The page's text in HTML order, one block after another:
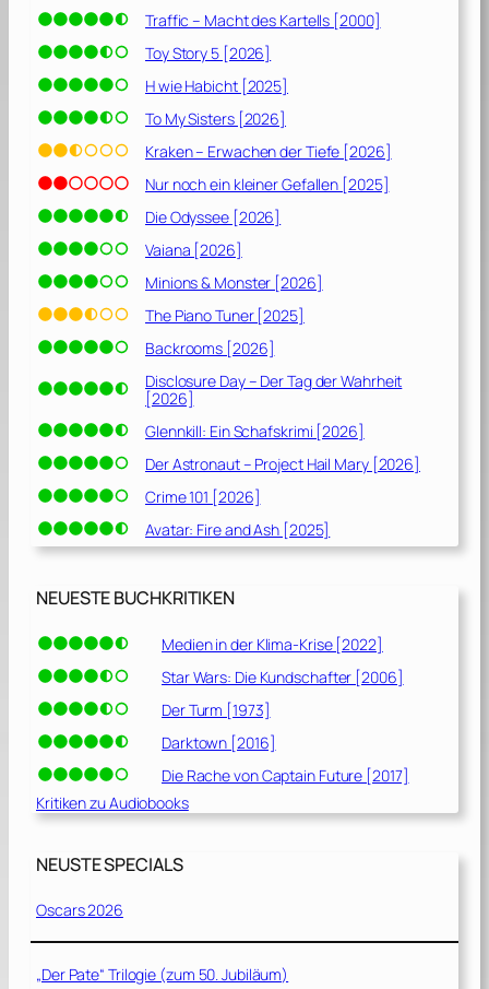
Traffic – Macht des Kartells [2000]
Toy Story 5 [2026]
H wie Habicht [2025]
To My Sisters [2026]
Kraken – Erwachen der Tiefe [2026]
Nur noch ein kleiner Gefallen [2025]
Die Odyssee [2026]
Vaiana [2026]
Minions & Monster [2026]
The Piano Tuner [2025]
Backrooms [2026]
Disclosure Day – Der Tag der Wahrheit
[2026]
Glennkill: Ein Schafskrimi [2026]
Der Astronaut – Project Hail Mary [2026]
Crime 101 [2026]
Avatar: Fire and Ash [2025]
NEUESTE BUCHKRITIKEN
Medien in der Klima-Krise [2022]
Star Wars: Die Kundschafter [2006]
Der Turm [1973]
Darktown [2016]
Die Rache von Captain Future [2017]
Kritiken zu Audiobooks
NEUSTE SPECIALS
Oscars 2026
„Der Pate“ Trilogie (zum 50. Jubiläum)